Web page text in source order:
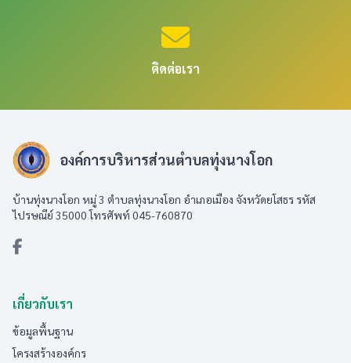
ติดต่อเรา
องค์การบริหารส่วนตำบลทุ่งนางโอก
บ้านทุ่งนางโอก หมู่ 3 ตำบลทุ่งนางโอก อำเภอเมือง จังหวัดยโสธร รหัส
ไปรษณีย์ 35000 โทรศัพท์ 045-760870
เกี่ยวกับเรา
ข้อมูลพื้นฐาน
โครงสร้างองค์กร